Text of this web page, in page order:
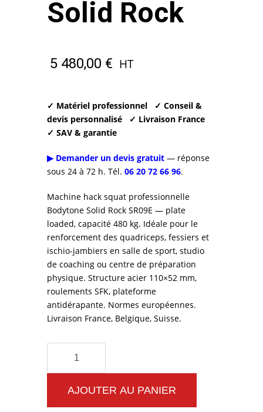
Solid Rock
5 480,00 € HT
✓ Matériel professionnel
✓ Conseil &
devis personnalisé
✓ Livraison France
✓ SAV & garantie
▶ Demander un devis gratuit — réponse
sous 24 à 72 h. Tél. 06 20 72 66 96.
Machine hack squat professionnelle
Bodytone Solid Rock SR09E — plate
loaded, capacité 480 kg. Idéale pour le
renforcement des quadriceps, fessiers et
ischio-jambiers en salle de sport, studio
de coaching ou centre de préparation
physique. Structure acier 110×52 mm,
roulements SFK, plateforme
antidérapante. Normes européennes.
Livraison France, Belgique, Suisse.
quantité
de
Hack
Squat
AJOUTER AU PANIER